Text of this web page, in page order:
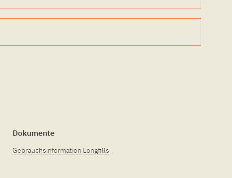
Dokumente
Gebrauchsinformation Longfills